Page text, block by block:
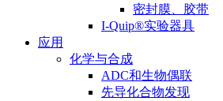
密封膜、胶带
I-Quip®️实验器具
应用
化学与合成
ADC和生物偶联
先导化合物发现